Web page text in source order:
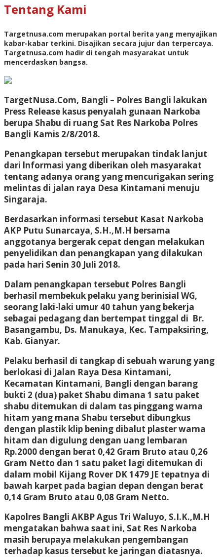
Tentang Kami
Targetnusa.com merupakan portal berita yang menyajikan
kabar-kabar terkini. Disajikan secara jujur dan terpercaya.
Targetnusa.com hadir di tengah masyarakat untuk
mencerdaskan bangsa.
TargetNusa.Com, Bangli – Polres Bangli lakukan
Press Release kasus penyalah gunaan Narkoba
berupa Shabu di ruang Sat Res Narkoba Polres
Bangli Kamis 2/8/2018.
Penangkapan tersebut merupakan tindak lanjut
dari lnformasi yang diberikan oleh masyarakat
tentang adanya orang yang mencurigakan sering
melintas di jalan raya Desa Kintamani menuju
Singaraja.
Berdasarkan informasi tersebut Kasat Narkoba
AKP Putu Sunarcaya, S.H.,M.H bersama
anggotanya bergerak cepat dengan melakukan
penyelidikan dan penangkapan yang dilakukan
pada hari Senin 30 Juli 2018.
Dalam penangkapan tersebut Polres Bangli
berhasil membekuk pelaku yang berinisial WG,
seorang laki-laki umur 40 tahun yang bekerja
sebagai pedagang dan bertempat tinggal di Br.
Basangambu, Ds. Manukaya, Kec. Tampaksiring,
Kab. Gianyar.
Pelaku berhasil di tangkap di sebuah warung yang
berlokasi di Jalan Raya Desa Kintamani,
Kecamatan Kintamani, Bangli dengan barang
bukti 2 (dua) paket Shabu dimana 1 satu paket
shabu ditemukan di dalam tas pinggang warna
hitam yang mana Shabu tersebut dibungkus
dengan plastik klip bening dibalut plaster warna
hitam dan digulung dengan uang lembaran
Rp.2000 dengan berat 0,42 Gram Bruto atau 0,26
Gram Netto dan 1 satu paket lagi ditemukan di
dalam mobil Kijang Rover DK 1479 JE tepatnya di
bawah karpet pada bagian depan dengan berat
0,14 Gram Bruto atau 0,08 Gram Netto.
Kapolres Bangli AKBP Agus Tri Waluyo, S.I.K.,M.H
mengatakan bahwa saat ini, Sat Res Narkoba
masih berupaya melakukan pengembangan
terhadap kasus tersebut ke jaringan diatasnya.